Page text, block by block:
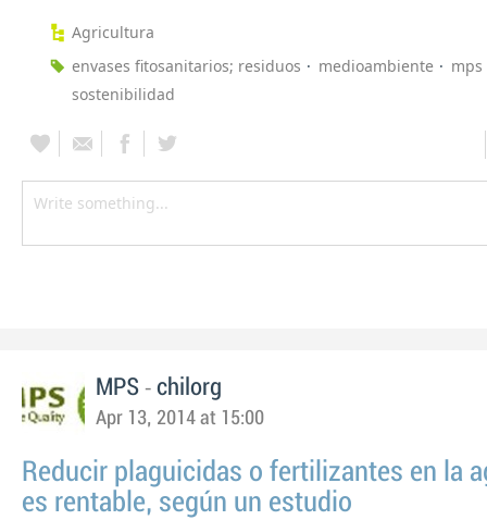
Agricultura
envases fitosanitarios; residuos
medioambiente
mps
sostenibilidad
MPS - chilorg
Apr 13, 2014 at 15:00
Reducir plaguicidas o fertilizantes en la
es rentable, según un estudio